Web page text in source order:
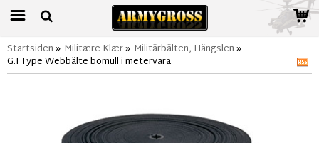
Startsiden» Militære Klær» Militärbälten, Hängslen»
G.I Type Webbälte bomull i metervara